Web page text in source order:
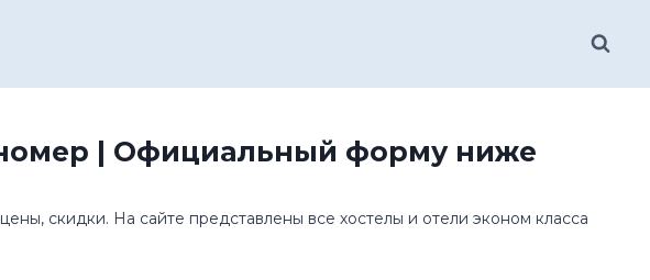
| Официальный форму ниже
скидки. На сайте представлены все хостелы и отели эконом класса